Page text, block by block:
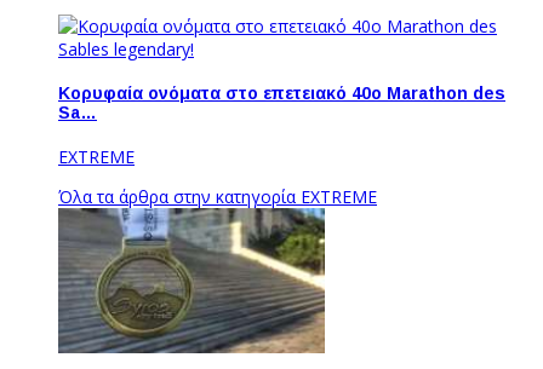
Κορυφαία ονόματα στο επετειακό 40ο Marathon des
Sa…
EXTREME
Όλα τα άρθρα στην κατηγορία EXTREME